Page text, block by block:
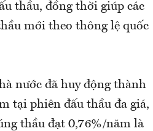
thầu, đồng thời giúp các
mới theo thông lệ quốc
nước đã huy động thành
tại phiên đấu thầu đa giá,
thầu đạt 0,76%/năm là